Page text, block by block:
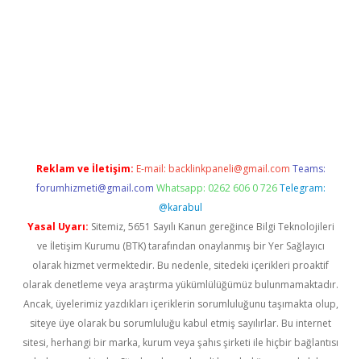
Reklam ve İletişim: E-mail: backlinkpaneli@gmail.com Teams:
forumhizmeti@gmail.com Whatsapp: 0262 606 0 726 Telegram:
@karabul
Yasal Uyarı: Sitemiz, 5651 Sayılı Kanun gereğince Bilgi Teknolojileri
ve İletişim Kurumu (BTK) tarafından onaylanmış bir Yer Sağlayıcı
olarak hizmet vermektedir. Bu nedenle, sitedeki içerikleri proaktif
olarak denetleme veya araştırma yükümlülüğümüz bulunmamaktadır.
Ancak, üyelerimiz yazdıkları içeriklerin sorumluluğunu taşımakta olup,
siteye üye olarak bu sorumluluğu kabul etmiş sayılırlar. Bu internet
sitesi, herhangi bir marka, kurum veya şahıs şirketi ile hiçbir bağlantısı